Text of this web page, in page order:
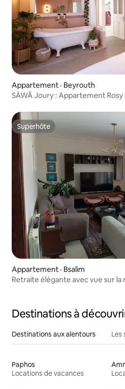
Appartement · Beyrouth
SÀWĀ Joury : Appartement Rosy
Superhôte
Superhôte
Appartement · Bsalim
Retraite élégante avec vue sur la
Destinations à
Destinations aux alentours Les
Paphos
Locations de vacances